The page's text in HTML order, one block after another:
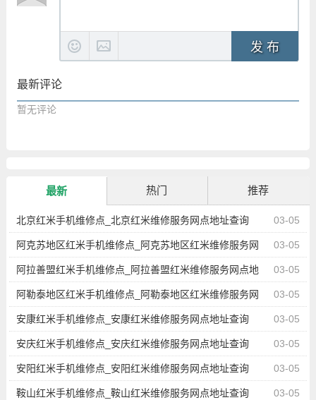
发 布
最新评论
暂无评论
最新 热门 推荐
03-05
北京红米手机维修点_北京红米维修服务网点地址查询
03-05
阿克苏地区红米手机维修点_阿克苏地区红米维修服务网
点地址查询 03-05
阿拉善盟红米手机维修点_阿拉善盟红米维修服务网点地
址查询 03-05
阿勒泰地区红米手机维修点_阿勒泰地区红米维修服务网
点地址查询 03-05
安康红米手机维修点_安康红米维修服务网点地址查询
03-05
安庆红米手机维修点_安庆红米维修服务网点地址查询
03-05
安阳红米手机维修点_安阳红米维修服务网点地址查询
03-05
鞍山红米手机维修点_鞍山红米维修服务网点地址查询